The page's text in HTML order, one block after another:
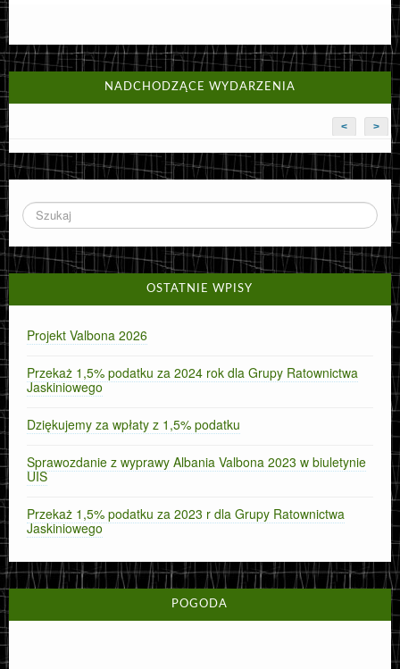
NADCHODZĄCE WYDARZENIA
< >
OSTATNIE WPISY
Projekt Valbona 2026
Przekaż 1,5% podatku za 2024 rok dla Grupy Ratownictwa
Jaskiniowego
Dziękujemy za wpłaty z 1,5% podatku
Sprawozdanie z wyprawy Albania Valbona 2023 w biuletynie
UIS
Przekaż 1,5% podatku za 2023 r dla Grupy Ratownictwa
Jaskiniowego
POGODA